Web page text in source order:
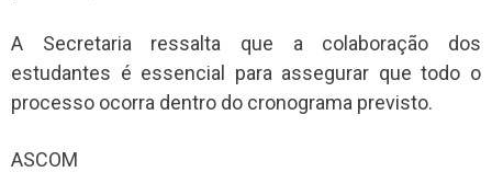
A Secretaria ressalta que a colaboração dos
estudantes é essencial para assegurar que todo o
processo ocorra dentro do cronograma previsto.
ASCOM